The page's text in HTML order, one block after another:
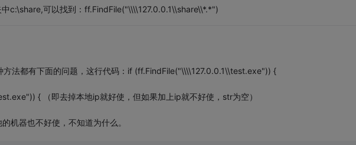
c:\share,可以找到：ff.FindFile("\\\\127.0.0.1\\share\\*.*")
方法都有下面的问题，这行代码：if (ff.FindFile("\\\\127.0.0.1\\test.exe")) {
{ （即去掉本地ip就好使，但如果加上ip就不好使，str为空）
机器也不好使，不知道为什么。